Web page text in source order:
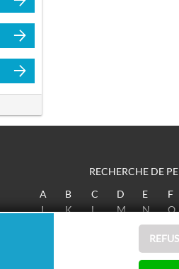
RECHERCHE DE
A
B C D E F
J
K L M N O
W X